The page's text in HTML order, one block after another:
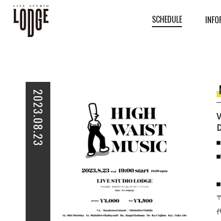
SCHEDULE
2023.08.23 ■
■
■
〒